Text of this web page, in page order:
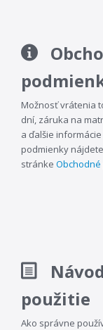
Možnosť vrátenia
dní, záruka na
a ďalšie informácie
podmienky
stránke
použitie
Ako správne